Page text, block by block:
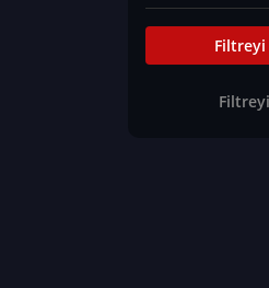
Eğitim
İlknur
Büşra Elif
Can TORUN
Filtreyi
Filtreyi